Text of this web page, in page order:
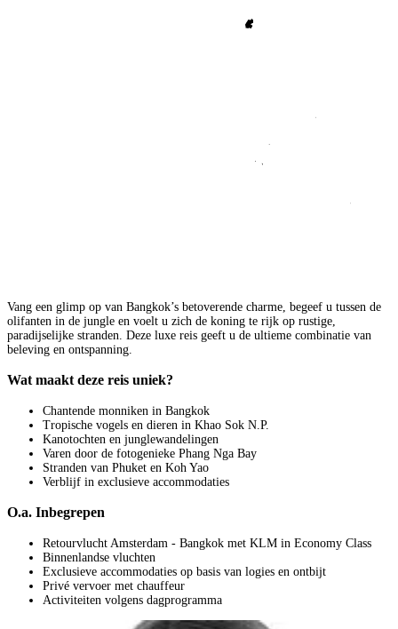
Vang een glimp op van Bangkok’s betoverende charme, begeef u tussen de
olifanten in de jungle en voelt u zich de koning te rijk op rustige,
paradijselijke stranden. Deze luxe reis geeft u de ultieme combinatie van
beleving en ontspanning.
Wat maakt deze reis uniek?
Chantende monniken in Bangkok
Tropische vogels en dieren in Khao Sok N.P.
Kanotochten en junglewandelingen
Varen door de fotogenieke Phang Nga Bay
Stranden van Phuket en Koh Yao
Verblijf in exclusieve accommodaties
O.a. Inbegrepen
Retourvlucht Amsterdam - Bangkok met KLM in Economy Class
Binnenlandse vluchten
Exclusieve accommodaties op basis van logies en ontbijt
Privé vervoer met chauffeur
Activiteiten volgens dagprogramma